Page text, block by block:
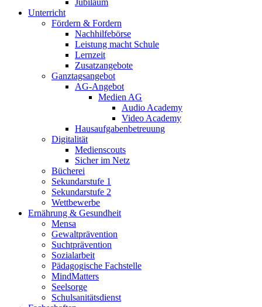
Jubiläum
Unterricht
Fördern & Fordern
Nachhilfebörse
Leistung macht Schule
Lernzeit
Zusatzangebote
Ganztagsangebot
AG-Angebot
Medien AG
Audio Academy
Video Academy
Hausaufgabenbetreuung
Digitalität
Medienscouts
Sicher im Netz
Bücherei
Sekundarstufe 1
Sekundarstufe 2
Wettbewerbe
Ernährung & Gesundheit
Mensa
Gewaltprävention
Suchtprävention
Sozialarbeit
Pädagogische Fachstelle
MindMatters
Seelsorge
Schulsanitätsdienst